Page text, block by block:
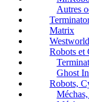
Autres
Matrix
Westworld
Robots et
Ghost
Robots,